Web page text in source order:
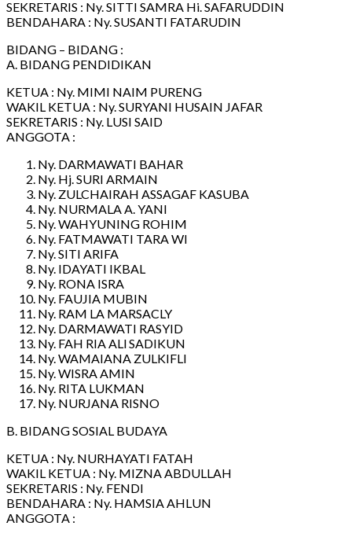
SEKRETARIS : Ny. SITTI SAMRA Hi. SAFARUDDIN
BENDAHARA : Ny. SUSANTI FATARUDIN
BIDANG – BIDANG :
A. BIDANG PENDIDIKAN
KETUA : Ny. MIMI NAIM PURENG
WAKIL KETUA : Ny. SURYANI HUSAIN JAFAR
SEKRETARIS : Ny. LUSI SAID
ANGGOTA :
Ny. DARMAWATI BAHAR
Ny. Hj. SURI ARMAIN
Ny. ZULCHAIRAH ASSAGAF KASUBA
Ny. NURMALA A. YANI
Ny. WAHYUNING ROHIM
Ny. FATMAWATI TARA WI
Ny. SITI ARIFA
Ny. IDAYATI IKBAL
Ny. RONA ISRA
Ny. FAUJIA MUBIN
Ny. RAM LA MARSACLY
Ny. DARMAWATI RASYID
Ny. FAH RIA ALl SADIKUN
Ny. WAMAIANA ZULKIFLI
Ny. WISRA AMIN
Ny. RITA LUKMAN
Ny. NURJANA RISNO
B. BIDANG SOSIAL BUDAYA
KETUA : Ny. NURHAYATI FATAH
WAKIL KETUA : Ny. MIZNA ABDULLAH
SEKRETARIS : Ny. FENDI
BENDAHARA : Ny. HAMSIA AHLUN
ANGGOTA :